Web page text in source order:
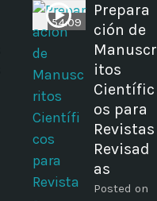
54:09
Prepara
ción de
Manuscr
itos
Científic
os para
Revistas
Revisad
as
Posted on